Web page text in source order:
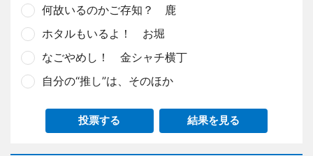
何故いるのかご存知？ 鹿
ホタルもいるよ！ お堀
なごやめし！ 金シャチ横丁
自分の“推し”は、そのほか
投票する 結果を見る